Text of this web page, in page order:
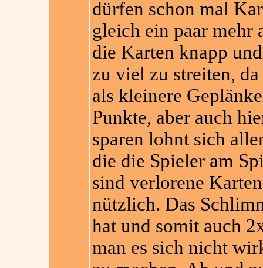
dürfen schon mal
gleich ein paar mehr
die Karten knapp
zu viel zu streiten,
als kleinere
Punkte, aber auch
sparen lohnt sich
die die Spieler am
sind verlorene
nützlich. Das
hat und somit auch
man es sich nicht